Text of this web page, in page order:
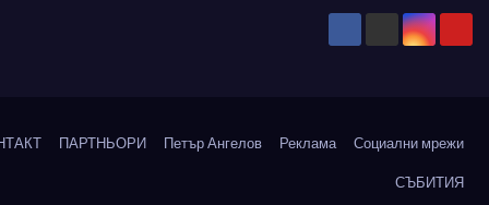
ПАРТНЬОРИ Петър Ангелов Реклама
Социални мрежи
СЪБИТИЯ